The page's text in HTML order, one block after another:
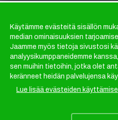
Evästeet
Käytämme evästeitä sisällön
median ominaisuuksien
Jaamme myös tietoja sivustosi
analyysikumppaneidemme
sen muihin tietoihin, jotka olet
keränneet heidän palvelujensa
Lue lisää evästeiden